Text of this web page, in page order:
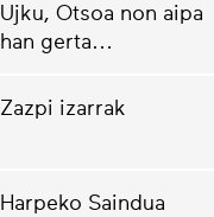
Ujku, Otsoa non aipa
han gerta…
Zazpi izarrak
Harpeko Saindua